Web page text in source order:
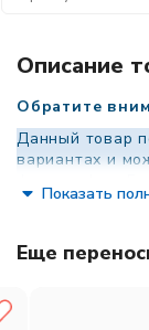
Описание
Обратите
Данный товар
вариантах и
уточните у
Современная
имеет крепления
Показать
Еще